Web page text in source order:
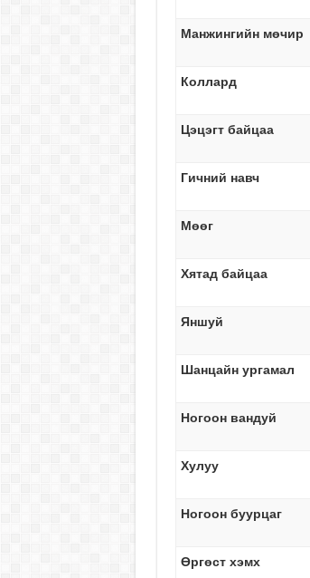
Манжингийн мөчир
Коллард
Цэцэгт байцаа
Гичний навч
Мөөг
Хятад байцаа
Яншуй
Шанцайн ургамал
Ногоон вандуй
Хулуу
Ногоон буурцаг
Өргөст хэмх